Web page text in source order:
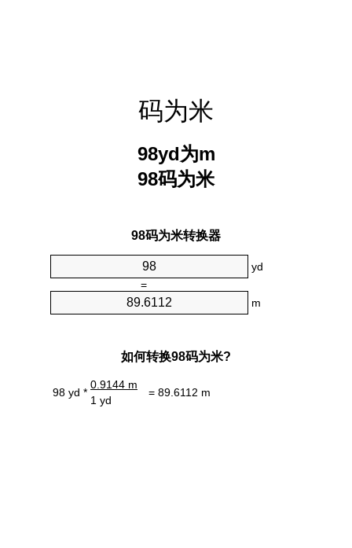
码为米
98yd为m
98码为米
98码为米转换器
yd
=
m
如何转换98码为米?
98 yd *
0.9144 m
= 89.6112 m
1 yd